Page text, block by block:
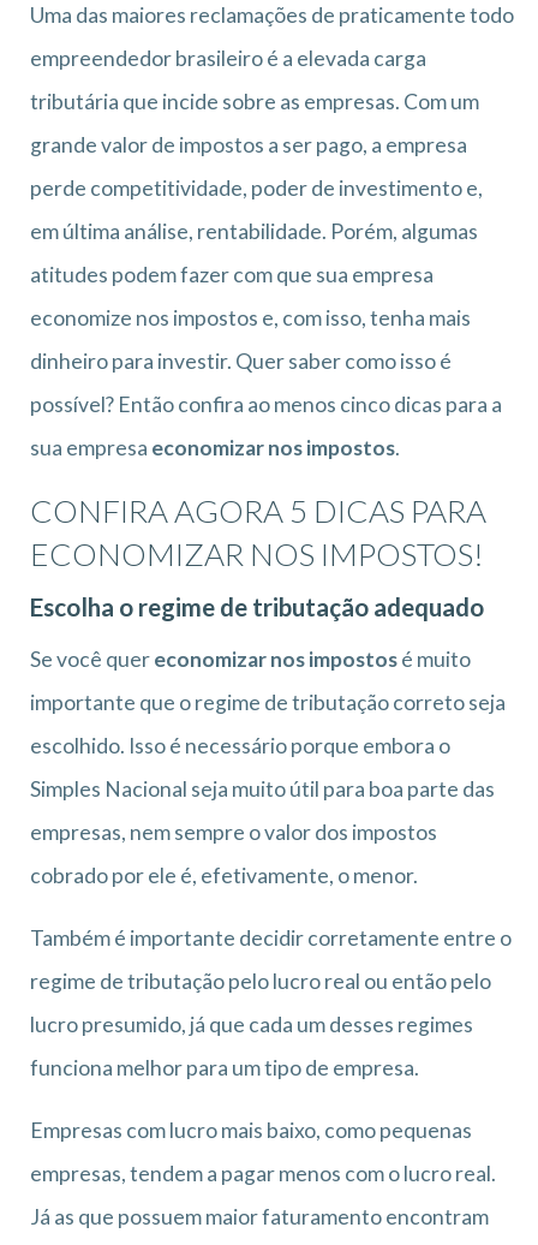
Uma das maiores reclamações de praticamente todo
empreendedor brasileiro é a elevada carga
tributária que incide sobre as empresas. Com um
grande valor de impostos a ser pago, a empresa
perde competitividade, poder de investimento e,
em última análise, rentabilidade. Porém, algumas
atitudes podem fazer com que sua empresa
economize nos impostos e, com isso, tenha mais
dinheiro para investir. Quer saber como isso é
possível? Então confira ao menos cinco dicas para a
sua empresa economizar nos impostos.
CONFIRA AGORA 5 DICAS PARA
ECONOMIZAR NOS IMPOSTOS!
Escolha o regime de tributação adequado
Se você quereconomizar nos impostosé muito
importante que o regime de tributação correto seja
escolhido. Isso é necessário porque embora o
Simples Nacional seja muito útil para boa parte das
empresas, nem sempre o valor dos impostos
cobrado por ele é, efetivamente, o menor.
Também é importante decidir corretamente entre o
regime de tributação pelo lucro real ou então pelo
lucro presumido, já que cada um desses regimes
funciona melhor para um tipo de empresa.
Empresas com lucro mais baixo, comopequenas
empresas, tendem a pagar menos com o lucro real.
Já as que possuem maior faturamento encontram